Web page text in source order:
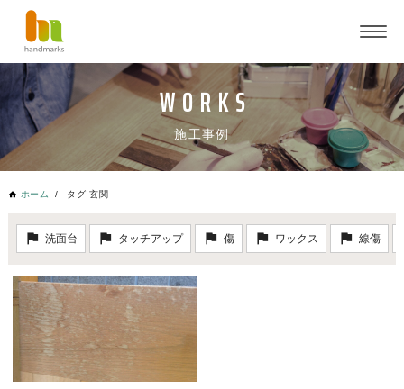
施工事例
ホーム タグ 玄関
洗面台 タッチアップ 傷 ワックス 線傷